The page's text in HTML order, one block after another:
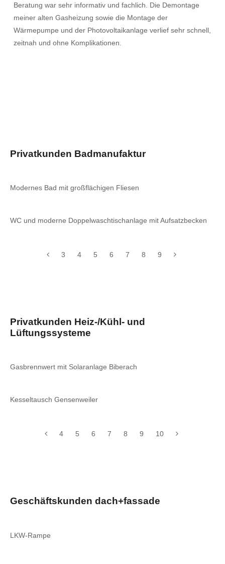
Beratung war sehr informativ und fachlich. Die Demontage
meiner alten Gasheizung sowie die Montage der
Wärmepumpe und der Photovoltaikanlage verlief sehr schnell,
zeitnah und ohne Komplikationen.
Privatkunden Badmanufaktur
Modernes Bad mit großflächigen Fliesen
WC und moderne Doppelwaschtischanlage mit Aufsatzbecken
3 4 5 6 7 8 9
Privatkunden Heiz-/Kühl- und
Lüftungssysteme
Gasbrennwert mit Solaranlage Biberach
Kesseltausch Gensenweiler
4 5 6 7 8 9 10
Geschäftskunden dach+fassade
LKW-Rampe